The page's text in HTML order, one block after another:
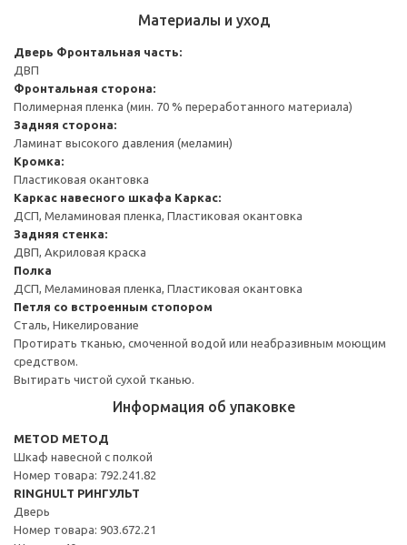
Материалы и уход
Дверь Фронтальная часть:
ДВП
Фронтальная сторона:
Полимерная пленка (мин. 70 % переработанного материала)
Задняя сторона:
Ламинат высокого давления (меламин)
Кромка:
Пластиковая окантовка
Каркас навесного шкафа Каркас:
ДСП, Меламиновая пленка, Пластиковая окантовка
Задняя стенка:
ДВП, Акриловая краска
Полка
ДСП, Меламиновая пленка, Пластиковая окантовка
Петля со встроенным стопором
Сталь, Никелирование
Протирать тканью, смоченной водой или неабразивным моющим
средством.
Вытирать чистой сухой тканью.
Информация об упаковке
METOD МЕТОД
Шкаф навесной с полкой
Номер товара: 792.241.82
RINGHULT РИНГУЛЬТ
Дверь
Номер товара: 903.672.21